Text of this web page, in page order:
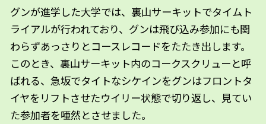
グンが進学した大学では、裏山サーキットでタイムト
ライアルが行われており、グンは飛び込み参加にも関
わらずあっさりとコースレコードをたたき出します。
このとき、裏山サーキット内のコークスクリューと呼
ばれる、急坂でタイトなシケインをグンはフロントタ
イヤをリフトさせたウイリー状態で切り返し、見てい
た参加者を唖然とさせました。